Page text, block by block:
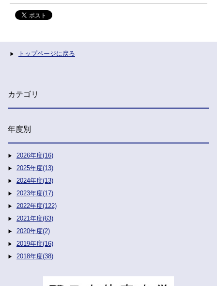
トップページに戻る
カテゴリ
年度別
2026年度(16)
2025年度(13)
2024年度(13)
2023年度(17)
2022年度(122)
2021年度(63)
2020年度(2)
2019年度(16)
2018年度(38)